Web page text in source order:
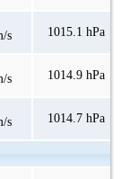
s 1015.1 hPa
s 1014.9 hPa
s 1014.7 hPa